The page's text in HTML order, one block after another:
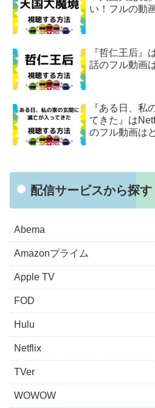
い！フルの動
『哲仁王后』
話のフル動画
『ある日、私
てきた』は
のフル動画は
配信サービスから探す
Abema
Amazonプライム
Apple TV
FOD
Hulu
Netflix
TVer
WOWOW